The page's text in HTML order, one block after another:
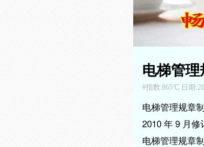
电梯管
指数:865℃ 日期
电梯管理规章
2010 年 9 月修
电梯管理规章